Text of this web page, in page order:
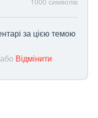
за цією темою
або Відмінити